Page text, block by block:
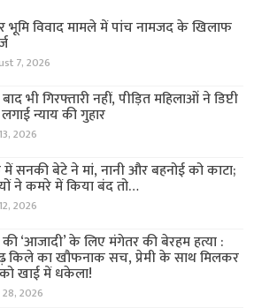
भूमि विवाद मामले में पांच नामजद के खिलाफ
7, 2026
भी गिरफ्तारी नहीं, पीड़ित महिलाओं ने डिप्टी
न्याय की गुहार
2026
सनकी बेटे ने मां, नानी और बहनोई को काटा;
ने कमरे में किया बंद तो…
2026
‘आजादी’ के लिए मंगेतर की बेरहम हत्या :
किले का खौफनाक सच, प्रेमी के साथ मिलकर
खाई में धकेला!
2026